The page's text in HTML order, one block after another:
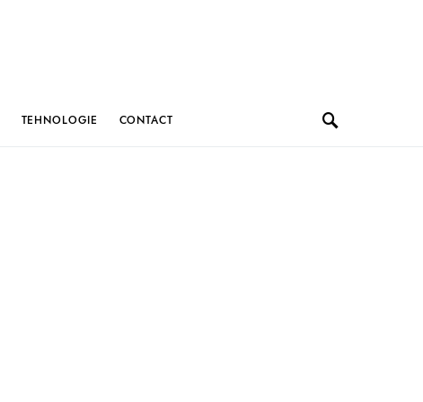
TEHNOLOGIE CONTACT